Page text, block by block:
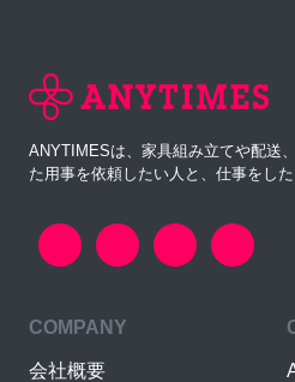
ANYTIMESは、家具組み立てや配送
た用事を依頼したい人と、仕事をし
COMPANY
会社概要